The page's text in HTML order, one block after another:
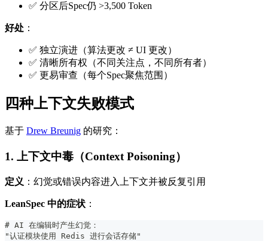
✅ 分区后Spec仍 >3,500 Token
好处 ：
✅ 独立演进（算法更改 ≠ UI 更改）
✅ 清晰所有权（不同关注点，不同所有者）
✅ 更易审查（每个Spec聚焦范围）
四种上下文失败模式
基于 Drew Breunig 的研究：
1. 上下文中毒（Context Poisoning）
定义 ：幻觉或错误内容进入上下文并被反复引用
LeanSpec 中的症状 ：
# AI 在编辑时产生幻觉：
"认证模块使用 Redis 进行会话存储"